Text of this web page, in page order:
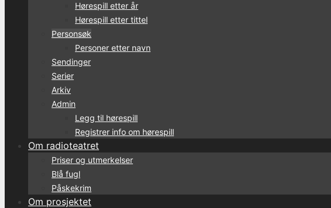
Hørespill etter år
Hørespill etter tittel
Personsøk
Personer etter navn
Sendinger
Serier
Arkiv
Admin
Legg til hørespill
Registrer info om hørespill
Om radioteatret
Priser og utmerkelser
Blå fugl
Påskekrim
Om prosjektet